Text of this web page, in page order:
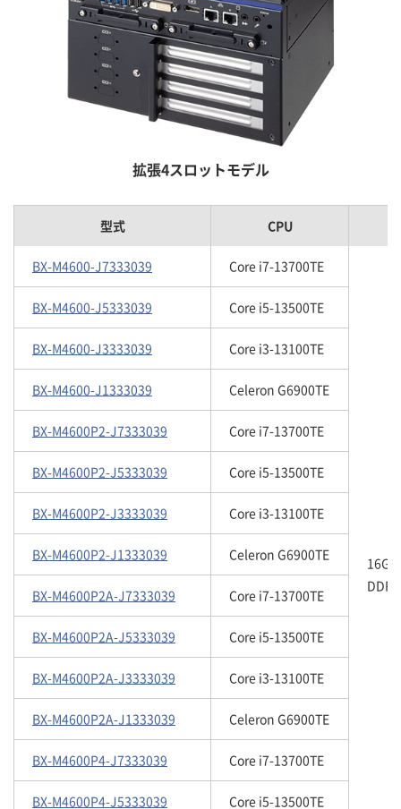
拡張4スロットモデル
型式 CPU
BX-M4600-J7333039 Core i7-13700TE
16GB
BX-M4600-J5333039 Core i5-13500TE
BX-M4600-J3333039 Core i3-13100TE
BX-M4600-J1333039 Celeron G6900TE
BX-M4600P2-J7333039 Core i7-13700TE
BX-M4600P2-J5333039 Core i5-13500TE
BX-M4600P2-J3333039 Core i3-13100TE
BX-M4600P2-J1333039 Celeron G6900TE
BX-M4600P2A-J7333039 Core i7-13700TE
BX-M4600P2A-J5333039 Core i5-13500TE
BX-M4600P2A-J3333039 Core i3-13100TE
BX-M4600P2A-J1333039 Celeron G6900TE
BX-M4600P4-J7333039 Core i7-13700TE
BX-M4600P4-J5333039 Core i5-13500TE